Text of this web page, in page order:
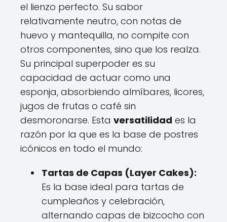
el lienzo perfecto. Su sabor
relativamente neutro, con notas de
huevo y mantequilla, no compite con
otros componentes, sino que los realza.
Su principal superpoder es su
capacidad de actuar como una
esponja, absorbiendo almíbares, licores,
jugos de frutas o café sin
desmoronarse. Esta versatilidad es la
razón por la que es la base de postres
icónicos en todo el mundo:
Tartas de Capas (Layer Cakes):
Es la base ideal para tartas de
cumpleaños y celebración,
alternando capas de bizcocho con